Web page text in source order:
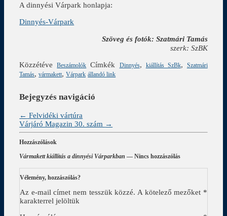
A dinnyési Várpark honlapja:
Dinnyés-Várpark
Szöveg és fotók: Szatmári Tamás
szerk: SzBK
Közzétéve
Beszámolók Címkék Dinnyés, kiállítás SzBk,
Szatmári
Tamás,vármakett,Várpark állandó link
Bejegyzés navigáció
← Felvidéki vártúra
Várjáró Magazin 30. szám →
Hozzászólások
Vármakett kiállítás a dinnyési Várparkban — Nincs hozzászólás
Vélemény, hozzászólás?
Az e-mail címet nem tesszük közzé. A kötelező mezőket *
karakterrel jelöltük